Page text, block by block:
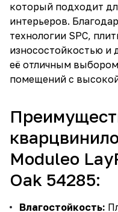
который подходит
интерьеров.
технологии SPC,
износостойкостью и
её отличным
помещений с
Moduleo
Oak 54285:
Влагостойкость: